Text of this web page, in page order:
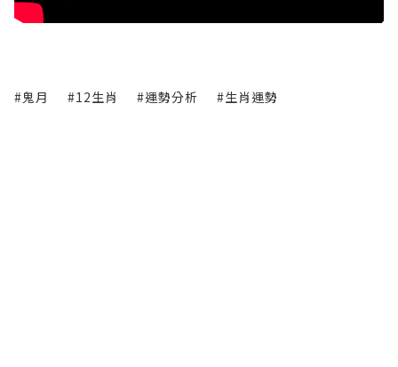
#鬼月 #12生肖 #運勢分析 #生肖運勢